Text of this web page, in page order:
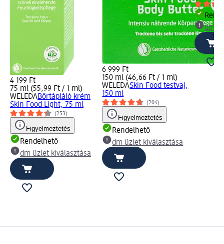
4 199 Ft
75 ml (55,99 Ft / 1 ml)
WELEDABőrtápláló krém
Skin Food Light, 75 ml
(253)
Figyelmeztetés
Rendelhető
dm üzlet kiválasztása
6 999 Ft
150 ml (46,66 Ft / 1 ml)
WELEDASkin Food testvaj,
150 ml
(204)
Figyelmeztetés
Rendelhető
dm üzlet kiválasztása
dm